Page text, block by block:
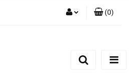
(0)